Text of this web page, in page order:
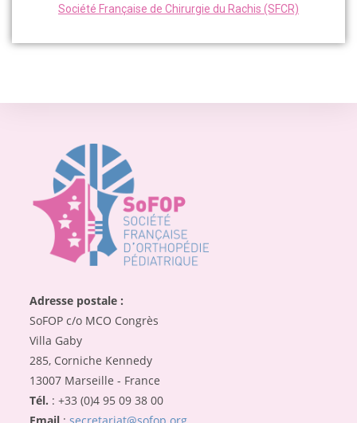
Société Française de Chirurgie du Rachis (SFCR)
Adresse postale :
SoFOP c/o MCO Congrès
Villa Gaby
285, Corniche Kennedy
13007 Marseille - France
Tél. : +33 (0)4 95 09 38 00
Email :secretariat@sofop.org